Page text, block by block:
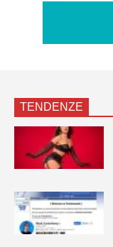
TENDENZE